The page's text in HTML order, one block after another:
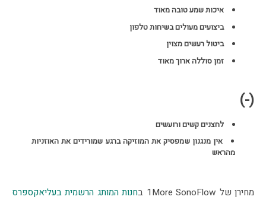
איכות שמע טובה מאוד
ביצועים מעולים בשיחות טלפון
ביטול רעשים מצוין
זמן סוללה ארוך מאוד
(-)
לחצנים קשים ורועשים
אין מנגנון שמפסיק את המוזיקה ברגע שמורידים את האוזניות
מהראש
מחירן של 1More SonoFlow ב
חנות המותג הרשמית בעליאקספרס